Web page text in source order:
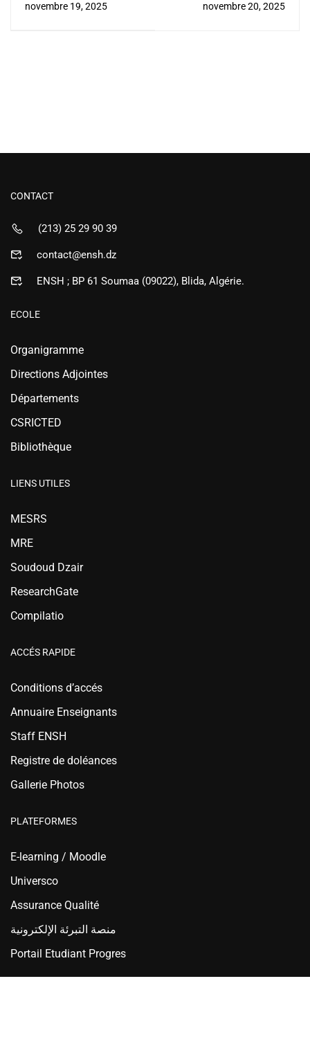
non conventionnelles et
novembre 19, 2025
اقتصادية
novembre 20, 2025
CONTACT
(213) 25 29 90 39
contact@ensh.dz
ENSH ; BP 61 Soumaa (09022), Blida, Algérie.
ECOLE
Organigramme
Directions Adjointes
Départements
CSRICTED
Bibliothèque
LIENS UTILES
MESRS
MRE
Soudoud Dzair
ResearchGate
Compilatio
ACCÉS RAPIDE
Conditions d’accés
Annuaire Enseignants
Staff ENSH
Registre de doléances
Gallerie Photos
PLATEFORMES
E-learning / Moodle
Universco
Assurance Qualité
منصة التبرئة الإلكترونية
Portail Etudiant Progres